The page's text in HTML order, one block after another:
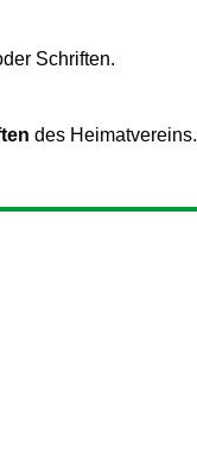
Schriften.
des Heimatvereins.